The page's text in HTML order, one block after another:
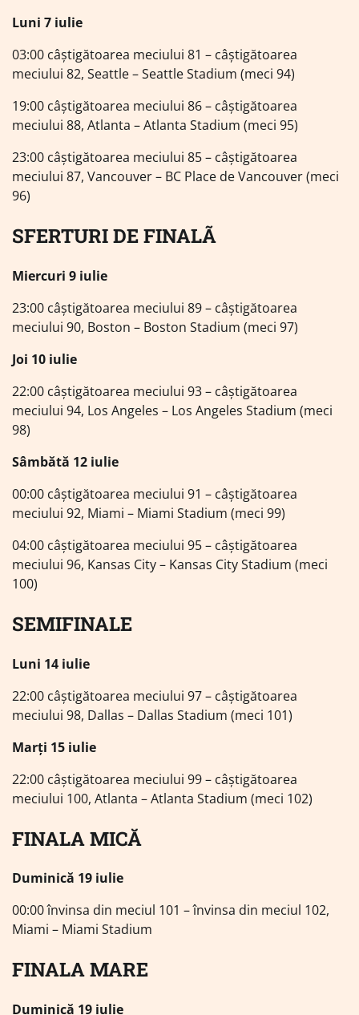
Luni 7 iulie
03:00 câștigătoarea meciului 81 – câștigătoarea
meciului 82, Seattle – Seattle Stadium (meci 94)
19:00 câștigătoarea meciului 86 – câștigătoarea
meciului 88, Atlanta – Atlanta Stadium (meci 95)
23:00 câștigătoarea meciului 85 – câștigătoarea
meciului 87, Vancouver – BC Place de Vancouver (meci
96)
SFERTURI DE FINALÃ
Miercuri 9 iulie
23:00 câștigătoarea meciului 89 – câștigătoarea
meciului 90, Boston – Boston Stadium (meci 97)
Joi 10 iulie
22:00 câștigătoarea meciului 93 – câștigătoarea
meciului 94, Los Angeles – Los Angeles Stadium (meci
98)
Sâmbătă 12 iulie
00:00 câștigătoarea meciului 91 – câștigătoarea
meciului 92, Miami – Miami Stadium (meci 99)
04:00 câștigătoarea meciului 95 – câștigătoarea
meciului 96, Kansas City – Kansas City Stadium (meci
100)
SEMIFINALE
Luni 14 iulie
22:00 câștigătoarea meciului 97 – câștigătoarea
meciului 98, Dallas – Dallas Stadium (meci 101)
Marți 15 iulie
22:00 câștigătoarea meciului 99 – câștigătoarea
meciului 100, Atlanta – Atlanta Stadium (meci 102)
FINALA MICĂ
Duminică 19 iulie
00:00 învinsa din meciul 101 – învinsa din meciul 102,
Miami – Miami Stadium
FINALA MARE
Duminică 19 iulie